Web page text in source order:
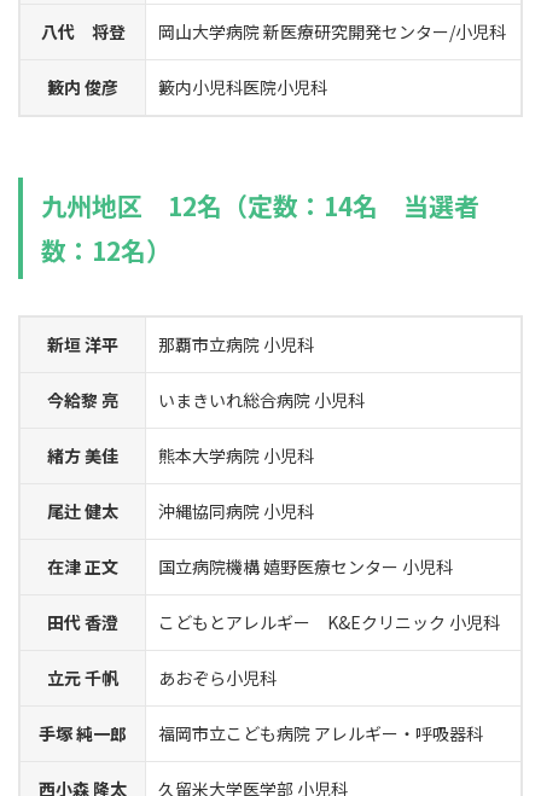
八代 将登 岡山大学病院 新医療研究開発センター/小児科
籔内 俊彦 籔内小児科医院小児科
九州地区 12名（定数：14名 当選者
数：12名）
新垣 洋平 那覇市立病院 小児科
今給黎 亮 いまきいれ総合病院 小児科
緒方 美佳 熊本大学病院 小児科
尾辻 健太 沖縄協同病院 小児科
在津 正文 国立病院機構 嬉野医療センター 小児科
田代 香澄 こどもとアレルギー K&Eクリニック 小児科
立元 千帆 あおぞら小児科
手塚 純一郎 福岡市立こども病院 アレルギー・呼吸器科
西小森 隆太 久留米大学医学部 小児科